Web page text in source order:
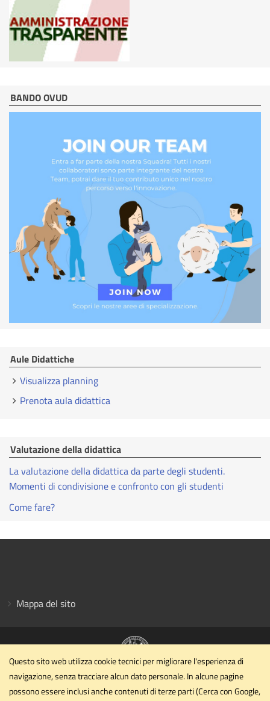
BANDO OVUD
Aule Didattiche
Visualizza planning
Prenota aula didattica
Valutazione della didattica
La valutazione della didattica da parte degli studenti.
Momenti di condivisione e confronto con gli studenti
Come fare?
Mappa del sito
Dipartimento di Medicina Veterinaria
Questo sito web utilizza cookie tecnici per migliorare l'esperienza di
navigazione, senza tracciare alcun dato personale. In alcune pagine
possono essere inclusi anche contenuti di terze parti (Cerca con Google,